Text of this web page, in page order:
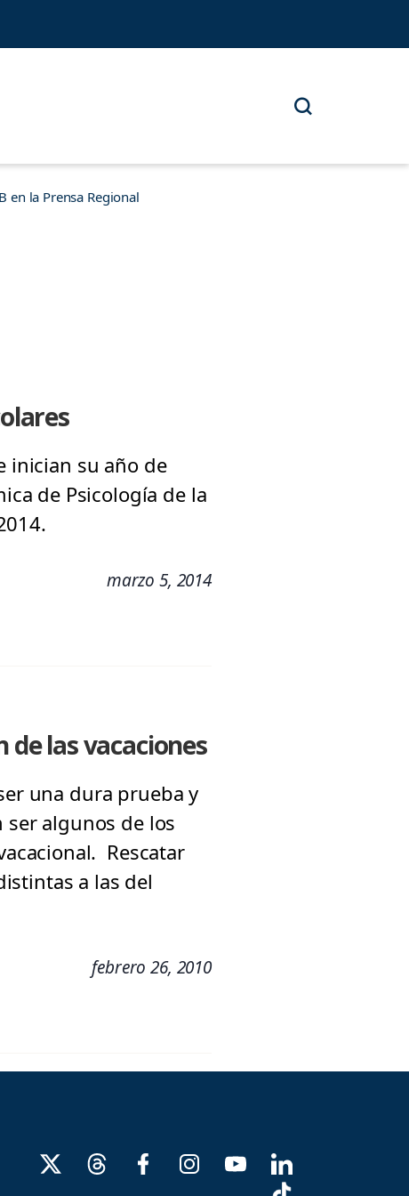
en la Prensa Regional
inician su año de
de Psicología de la
marzo 5, 2014
las vacaciones
una dura prueba y
algunos de los
Rescatar
a las del
febrero 26, 2010